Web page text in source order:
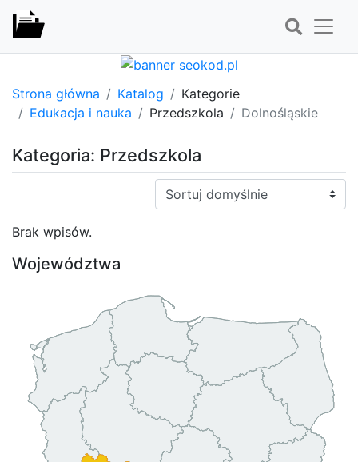
Strona główna Katalog
Kategorie
Edukacja i nauka
Przedszkola Dolnośląskie
Kategoria: Przedszkola
Sortuj:
Brak wpisów.
Województwa